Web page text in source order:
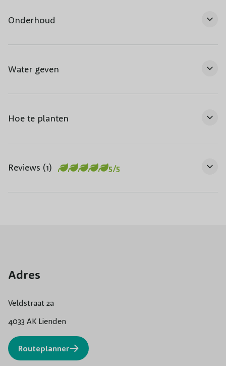
Onderhoud
Water geven
Hoe te planten
Reviews (1) 5/5
Adres
Veldstraat 2a
4033 AK Lienden
Routeplanner